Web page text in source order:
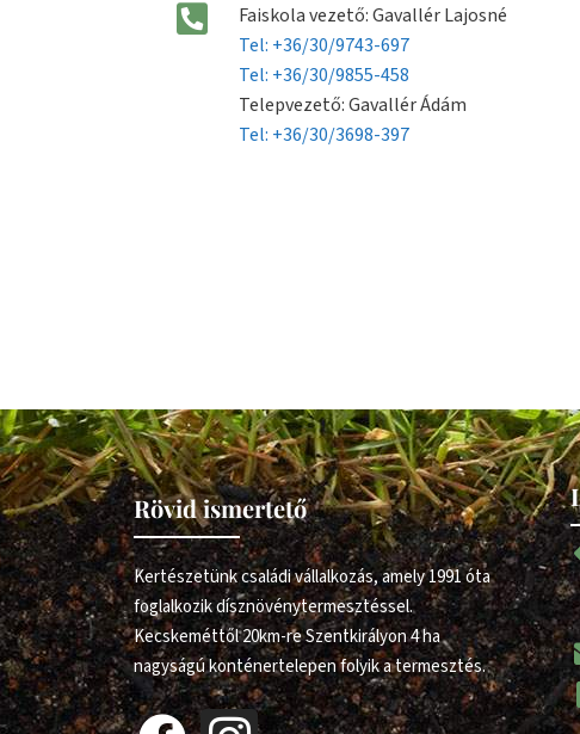
Faiskola vezető: Gavallér Lajosné
Tel: +36/30/9743-697
Tel: +36/30/9855-458
Telepvezető: Gavallér Ádám
Tel: +36/30/3698-397
Rövid ismertető
Kertészetünk családi vállalkozás, amely 1991 óta
foglalkozik dísznövénytermesztéssel.
Kecskeméttől 20km-re Szentkirályon 4 ha
nagyságú konténertelepen folyik a termesztés.